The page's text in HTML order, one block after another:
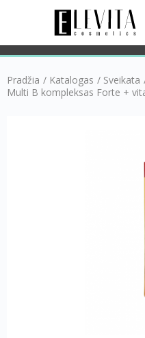
Pradžia / Katalogas / Sveikata
Multi B kompleksas Forte +